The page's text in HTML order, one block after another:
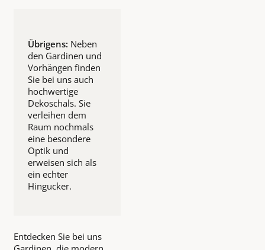
Übrigens: Neben
den Gardinen und
Vorhängen finden
Sie bei uns auch
hochwertige
Dekoschals. Sie
verleihen dem
Raum nochmals
eine besondere
Optik und
erweisen sich als
ein echter
Hingucker.
Entdecken Sie bei uns